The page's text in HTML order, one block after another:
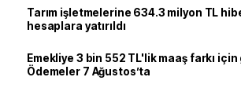
Tarım işletmelerine 634.3 milyon TL
hesaplara yatırıldı
Emekliye 3 bin 552 TL'lik maaş farkı için
Ödemeler 7 Ağustos’ta